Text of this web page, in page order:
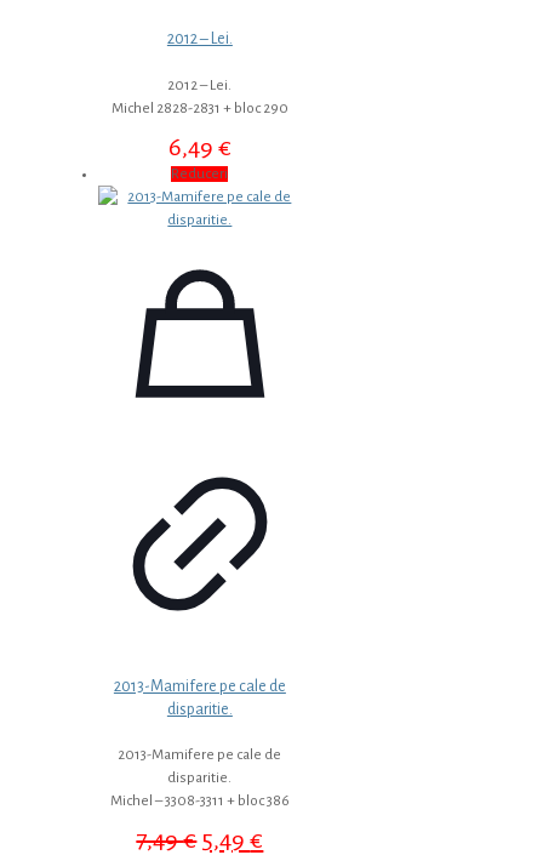
2012 – Lei.
2012 – Lei.
Michel 2828-2831 + bloc 290
6,49 €
Reduceri
2013-Mamifere pe cale de
disparitie.
2013-Mamifere pe cale de
disparitie.
Michel – 3308-3311 + bloc 386
7,49€ Prețul
5,49€